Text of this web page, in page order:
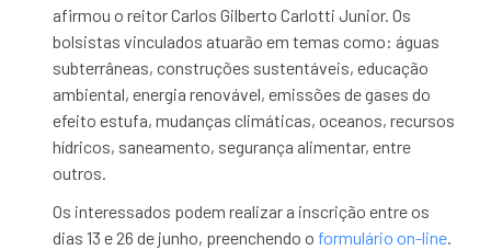
afirmou o reitor Carlos Gilberto Carlotti Junior. Os
bolsistas vinculados atuarão em temas como: águas
subterrâneas, construções sustentáveis, educação
ambiental, energia renovável, emissões de gases do
efeito estufa, mudanças climáticas, oceanos, recursos
hídricos, saneamento, segurança alimentar, entre
outros.
Os interessados podem realizar a inscrição entre os
dias 13 e 26 de junho, preenchendo o formulário on-line.